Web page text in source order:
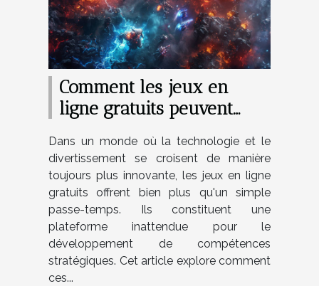
Comment les jeux en
ligne gratuits peuvent
compétences stratégiques
Dans un monde où la technologie et le
divertissement se croisent de manière
toujours plus innovante, les jeux en ligne
gratuits offrent bien plus qu'un simple
passe-temps. Ils constituent une
plateforme inattendue pour le
développement de compétences
stratégiques. Cet article explore comment
ces...